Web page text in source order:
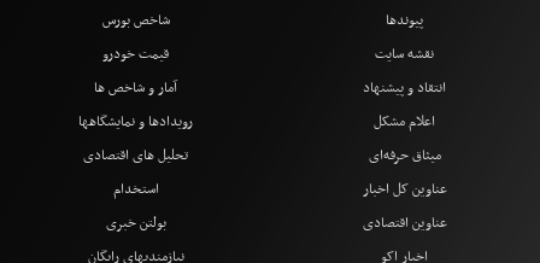
پیوندها
نقشه سایت
انتقاد و پیشنهاد
اعلام مشکل
میثاق حرفه‌ای
شاخص بورس
قیمت خودرو
آمار و شاخص ها
رویدادها و نمایشگاهها
تحلیل های اقتصادی
عناوین کل اخبار
عناوین اقتصادی
اخبار اکو
استخدام
بولتن خبری
نیازمندیهای رایگان